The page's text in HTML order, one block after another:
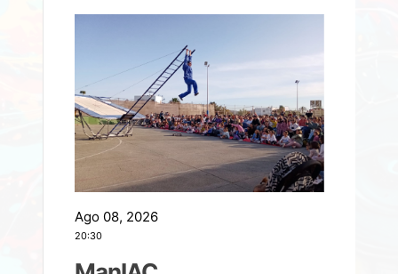
Ago 08, 2026
20:30